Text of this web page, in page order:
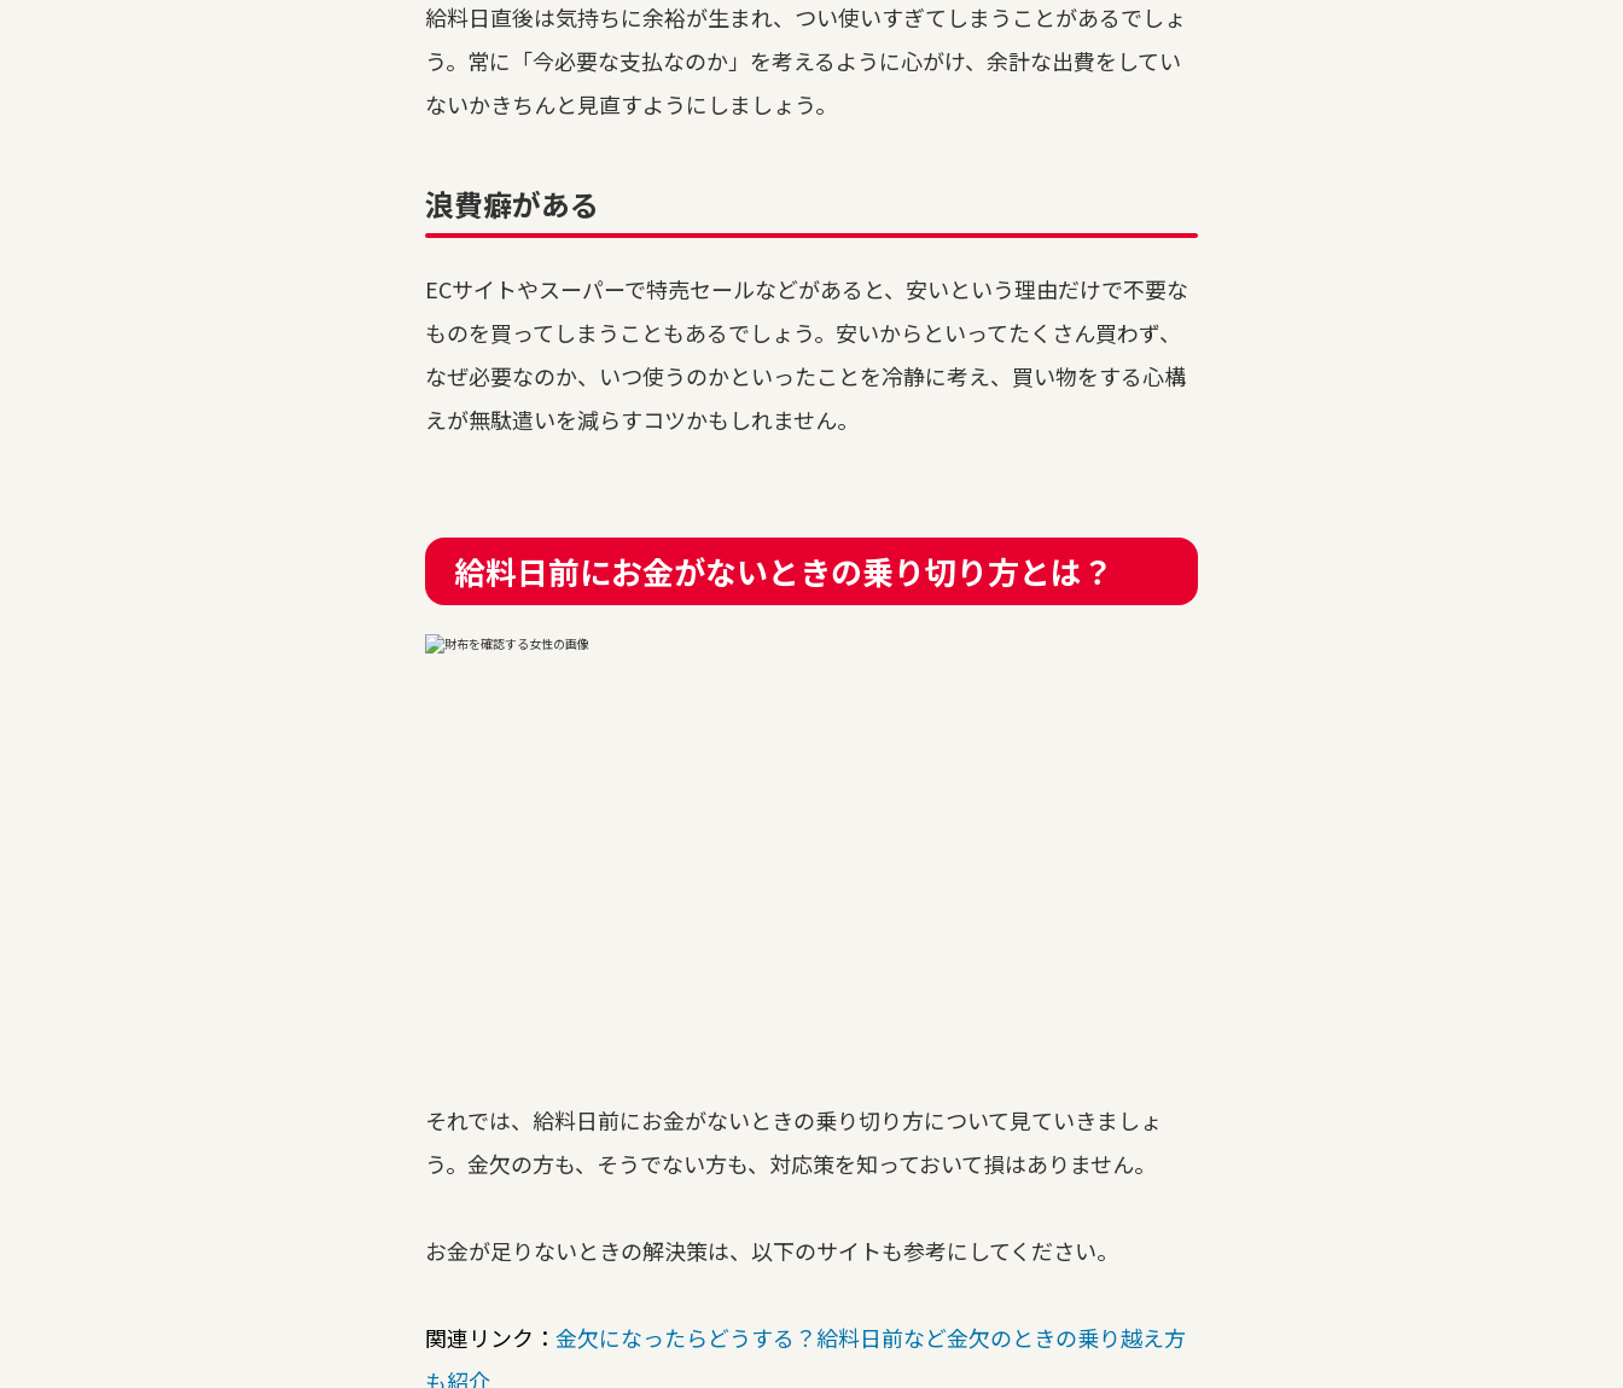
給料日直後は気持ちに余裕が生まれ、つい使いすぎてしまうことがあるでしょ
う。常に「今必要な支払なのか」を考えるように心がけ、余計な出費をしてい
ないかきちんと見直すようにしましょう。
浪費癖がある
ECサイトやスーパーで特売セールなどがあると、安いという理由だけで不要な
ものを買ってしまうこともあるでしょう。安いからといってたくさん買わず、
なぜ必要なのか、いつ使うのかといったことを冷静に考え、買い物をする心構
えが無駄遣いを減らすコツかもしれません。
給料日前にお金がないときの乗り切り方とは？
それでは、給料日前にお金がないときの乗り切り方について見ていきましょ
う。金欠の方も、そうでない方も、対応策を知っておいて損はありません。
お金が足りないときの解決策は、以下のサイトも参考にしてください。
関連リンク： 金欠になったらどうする？給料日前など金欠のときの乗り越え方
も紹介